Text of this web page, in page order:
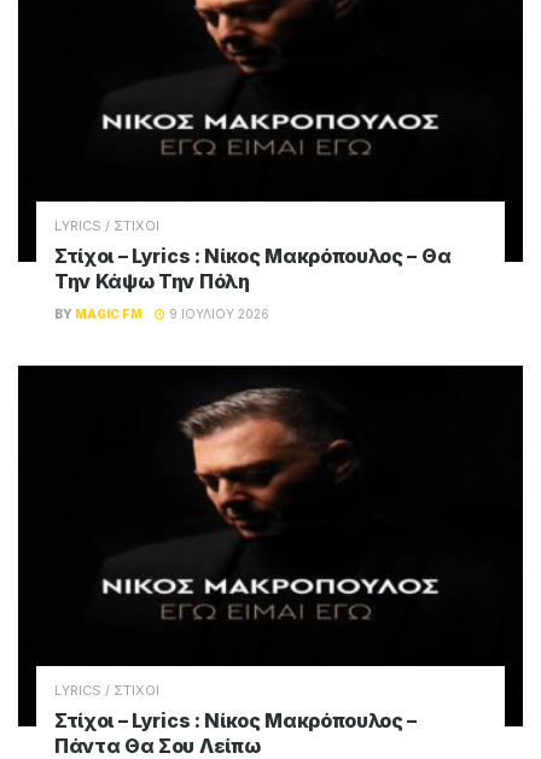
LYRICS / ΣΤΙΧΟΙ
Στίχοι – Lyrics : Νίκος Μακρόπουλος – Θα
Την Κάψω Την Πόλη
BY MAGIC FM 9 ΙΟΥΛΊΟΥ 2026
LYRICS / ΣΤΙΧΟΙ
Στίχοι – Lyrics : Νίκος Μακρόπουλος –
Πάντα Θα Σου Λείπω